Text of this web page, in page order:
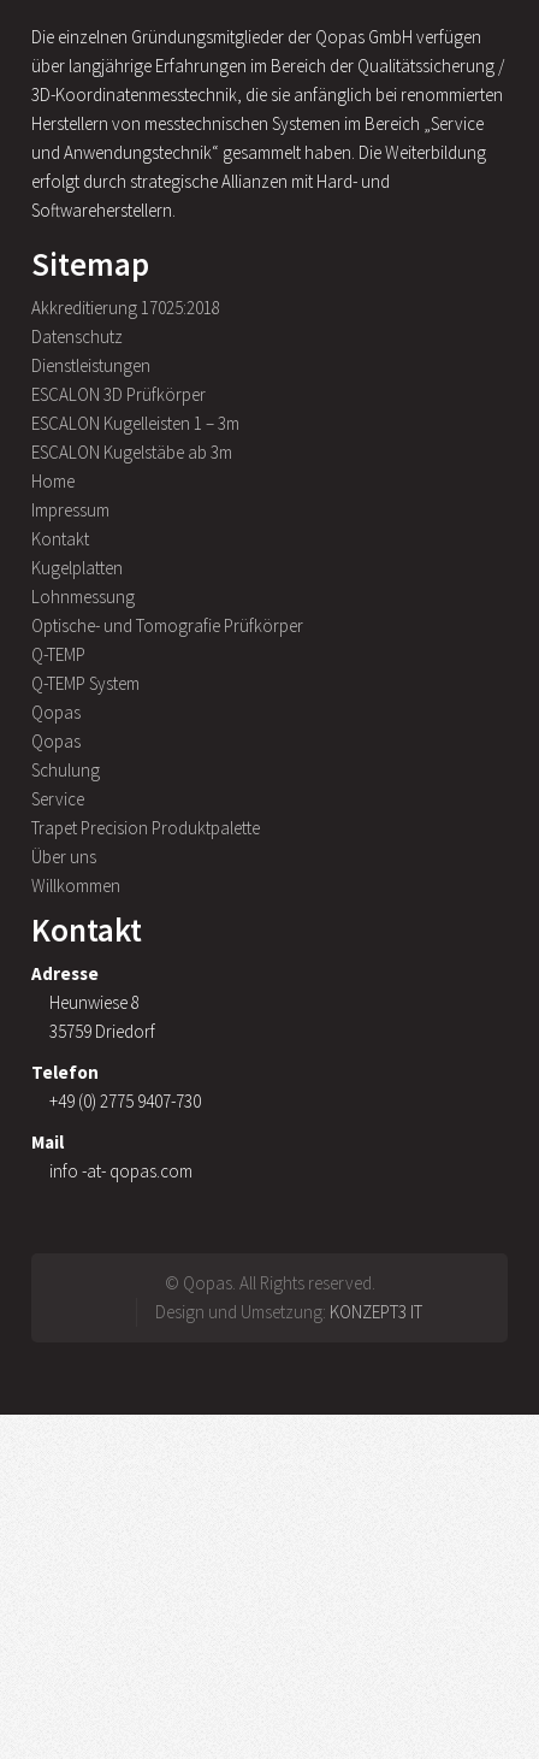
Die einzelnen Gründungsmitglieder der Qopas GmbH verfügen
über langjährige Erfahrungen im Bereich der Qualitätssicherung /
3D-Koordinatenmesstechnik, die sie anfänglich bei renommierten
Herstellern von messtechnischen Systemen im Bereich „Service
und Anwendungstechnik“ gesammelt haben. Die Weiterbildung
erfolgt durch strategische Allianzen mit Hard- und
Softwareherstellern.
Sitemap
Akkreditierung 17025:2018
Datenschutz
Dienstleistungen
ESCALON 3D Prüfkörper
ESCALON Kugelleisten 1 – 3m
ESCALON Kugelstäbe ab 3m
Home
Impressum
Kontakt
Kugelplatten
Lohnmessung
Optische- und Tomografie Prüfkörper
Q-TEMP
Q-TEMP System
Qopas
Qopas
Schulung
Service
Trapet Precision Produktpalette
Über uns
Willkommen
Kontakt
Adresse
Heunwiese 8
35759 Driedorf
Telefon
+49 (0) 2775 9407-730
Mail
info -at- qopas.com
© Qopas. All Rights reserved.
Design und Umsetzung: KONZEPT3 IT